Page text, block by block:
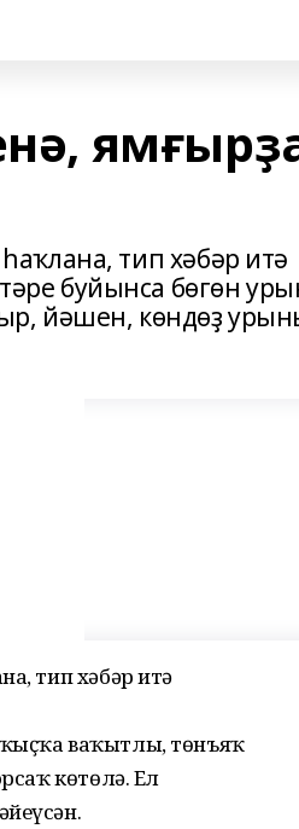
тип хәбәр итә
буйынса бөгөн
йәшен, көндөҙ
тип хәбәр итә
ваҡытлы, төнъяҡ
көтөлә. Ел